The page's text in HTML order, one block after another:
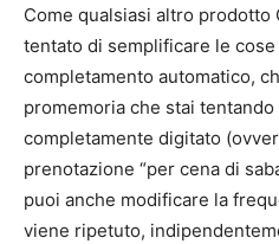
Come qualsiasi altro prodotto
tentato di semplificare le
completamento automatico,
promemoria che stai
completamente digitato
prenotazione “per cena di
puoi anche modificare la
viene ripetuto,